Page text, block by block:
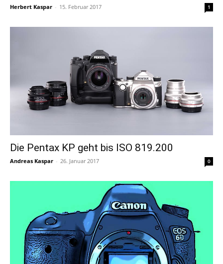
Herbert Kaspar - 15. Februar 2017 1
Die Pentax KP geht bis ISO 819.200
Andreas Kaspar - 26. Januar 2017 0